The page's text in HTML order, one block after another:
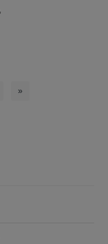
»